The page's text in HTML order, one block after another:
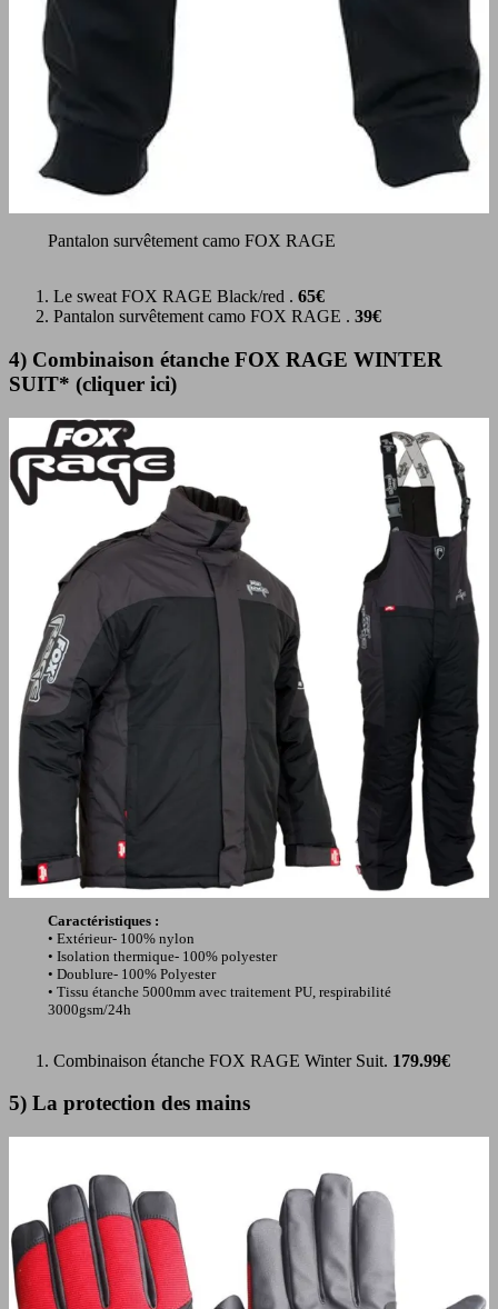
Pantalon survêtement camo FOX RAGE
Le sweat FOX RAGE Black/red . 65€
Pantalon survêtement camo FOX RAGE . 39€
4) Combinaison étanche FOX RAGE WINTER
SUIT* (cliquer ici)
Caractéristiques :
• Extérieur- 100% nylon
• Isolation thermique- 100% polyester
• Doublure- 100% Polyester
• Tissu étanche 5000mm avec traitement PU, respirabilité
3000gsm/24h
Combinaison étanche FOX RAGE Winter Suit. 179.99€
5) La protection des mains